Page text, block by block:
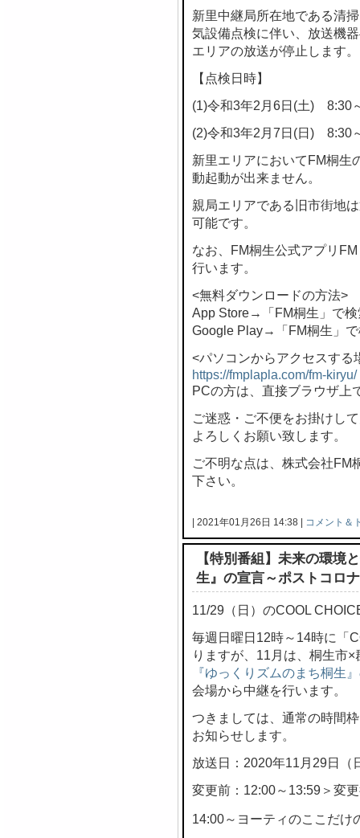
新里中継局所在地である清
気設備点検に伴い、放送機
エリアの放送が停止します。
【点検日時】
(1)令和3年2月6日(土) 8:30
(2)令和3年2月7日(日) 8:30
新里エリアにおいてFM桐生
動起動が出来ません。
親局エリアである旧市街地
可能です。
なお、FM桐生公式アプリ
行います。
<無料ダウンロードの方法>
App Store→「FM桐生」で検
Google Play→「FM桐生」
<パソコンからアクセスする
https://fmplapla.com/fm-kiryu/
PCの方は、直接ブラウザ上
ご迷惑・ご不便をお掛けし
よろしくお願い致します。
ご不明な点は、株式会社FM
下さい。
| 2021年01月26日 14:38 | コメント＆
【特別番組】未来の環境
生』の宣言～ポストコロ
11/29（日）のCOOL
毎週日曜日12時～14時に「
りますが、11月は、桐生市
『ゆっくりズムのまち桐生
会場から中継を行います。
つきましては、通常の時間
お知らせします。
放送日：2020年11月29日（
変更前：12:00～13:59＞変
14:00～ヨーティのここだけ